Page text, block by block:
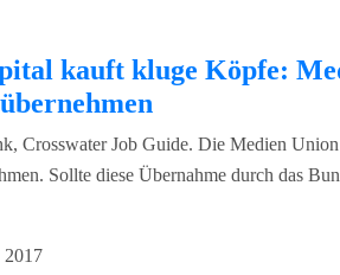
kauft kluge Köpfe:
Crosswater Job Guide. Die Medien
Sollte diese Übernahme durch das
2017